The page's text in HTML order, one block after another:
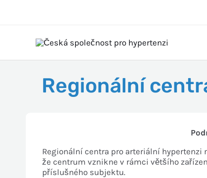
Regionální
Regionální centra pro arteriální
že centrum vznikne v rámci většího
příslušného subjektu.